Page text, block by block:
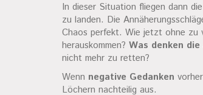
In dieser Situation fliegen dann
zu landen. Die
Chaos perfekt. Wie jetzt ohne zu
herauskommen? Was denken die
nicht mehr zu retten?
Wenn negative Gedanken
Löchern nachteilig aus.